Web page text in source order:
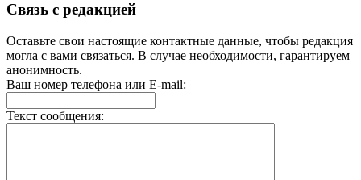
Связь с редакцией
Оставьте свои настоящие контактные данные, чтобы редакция
могла с вами связаться. В случае необходимости, гарантируем
анонимность.
Ваш номер телефона или E-mail:
Текст сообщения: